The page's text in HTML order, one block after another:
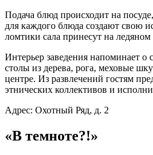
Подача блюд происходит на
для каждого блюда создают свою
ломтики сала принесут на ледяном
Интерьер заведения напоминает о
столы из дерева, рога, меховые
центре. Из развлечений гостям
этнических коллективов и
Адрес: Охотный Ряд, д. 2
«В темноте?!»